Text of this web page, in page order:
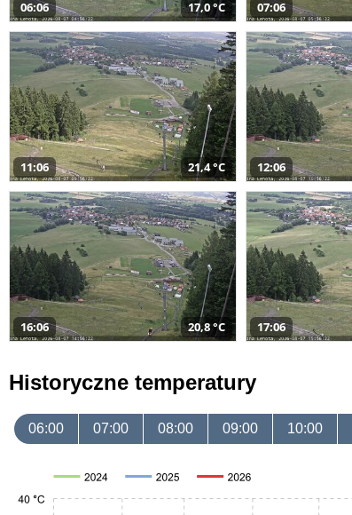
06:06 17,0 °C 07:06
11:06 21,4 °C 12:06
16:06 20,8 °C 17:06
Historyczne temperatury
06:00 07:00 08:00 09:00 10:00